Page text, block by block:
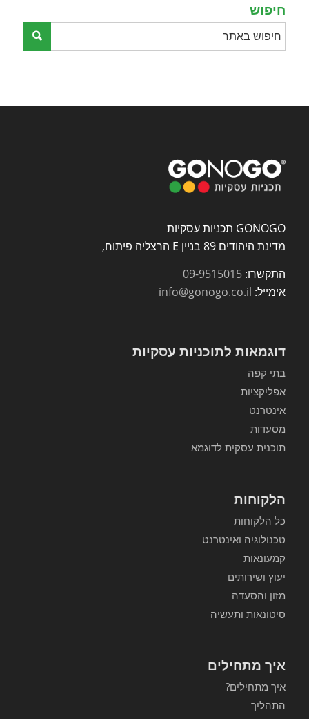
חיפוש
GONOGO תכניות עסקיות
מדינת היהודים 89 בניין E הרצליה פיתוח,
התקשרו: 09-9515015
אימייל: info@gonogo.co.il
דוגמאות לתוכניות עסקיות
בתי קפה
אפליקציות
אינטרנט
מסעדות
תוכנית עסקית לדוגמא
הלקוחות
כל הלקוחות
טכנולוגיה ואינטרנט
קמעונאות
יעוץ ושירותים
מזון והסעדה
סיטונאות ותעשיה
איך מתחילים
איך מתחילים?
התהליך